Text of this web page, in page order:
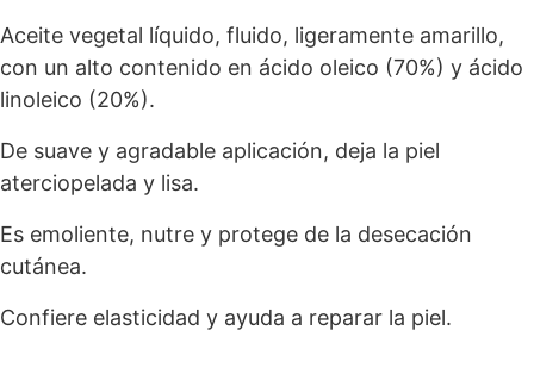
Aceite vegetal líquido, fluido, ligeramente amarillo,
con un alto contenido en ácido oleico (70%) y ácido
linoleico (20%).
De suave y agradable aplicación, deja la piel
aterciopelada y lisa.
Es emoliente, nutre y protege de la desecación
cutánea.
Confiere elasticidad y ayuda a reparar la piel.